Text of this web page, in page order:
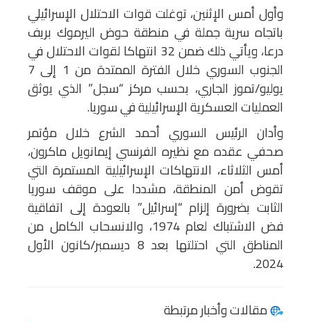
وأول أمس الإثنين، توغلت قوات الاحتلال الإسرائيلي
باتجاه سرية جملة في منطقة حوض اليرموك بريف
درعا، ويأتي ذلك ضمن 32 انتهاكا لقوات الاحتلال في
الجنوب السوري خلال الفترة الممتدة من 1 إلى 7
يوليو/تموز الجاري، بحسب مركز “سجل” الذي يوثق
العمليات العسكرية الإسرائيلية في سوريا.
وأدان الرئيس السوري أحمد الشرع خلال مؤتمر
صحفي عقده مع نظيره الفرنسي إيمانويل ماكرون،
أمس الثلاثاء، الانتهاكات الإسرائيلية المستمرة التي
تقوض أمن المنطقة، مشددا على موقف سوريا
الثابت بضرورة إلزام “إسرائيل” بالعودة إلى اتفاقية
فض الاشتباك لعام 1974، والانسحاب الكامل من
المناطق التي احتلتها بعد 8 ديسمبر/كانون الأول
2024.
مقالات وأخبار مرتبطة